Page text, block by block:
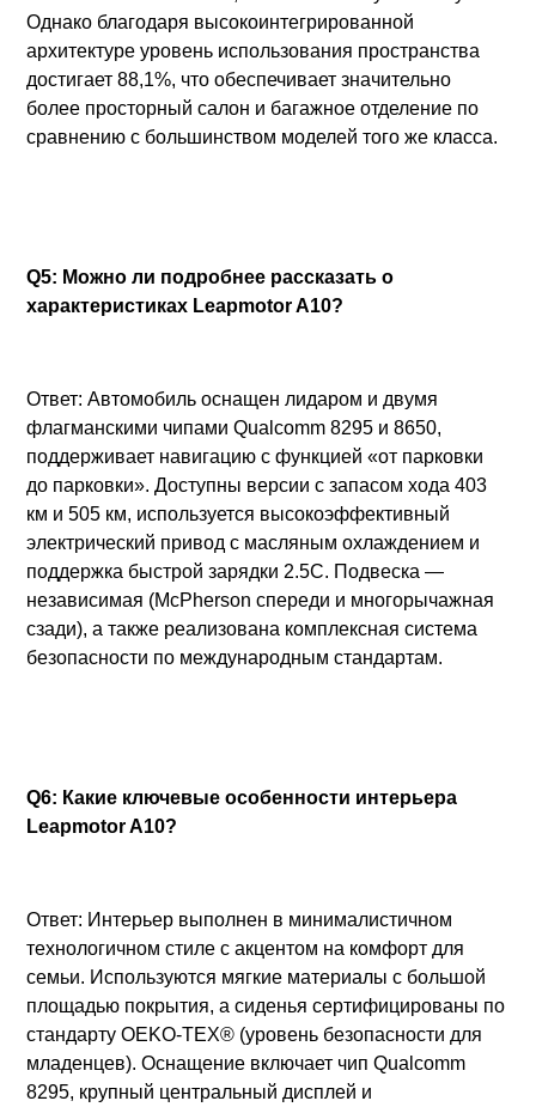
Однако благодаря высокоинтегрированной
архитектуре уровень использования пространства
достигает 88,1%, что обеспечивает значительно
более просторный салон и багажное отделение по
сравнению с большинством моделей того же класса.
Q5: Можно ли подробнее рассказать о
характеристиках Leapmotor A10?
Ответ: Автомобиль оснащен лидаром и двумя
флагманскими чипами Qualcomm 8295 и 8650,
поддерживает навигацию с функцией «от парковки
до парковки». Доступны версии с запасом хода 403
км и 505 км, используется высокоэффективный
электрический привод с масляным охлаждением и
поддержка быстрой зарядки 2.5C. Подвеска —
независимая (McPherson спереди и многорычажная
сзади), а также реализована комплексная система
безопасности по международным стандартам.
Q6: Какие ключевые особенности интерьера
Leapmotor A10?
Ответ: Интерьер выполнен в минималистичном
технологичном стиле с акцентом на комфорт для
семьи. Используются мягкие материалы с большой
площадью покрытия, а сиденья сертифицированы по
стандарту OEKO-TEX® (уровень безопасности для
младенцев). Оснащение включает чип Qualcomm
8295, крупный центральный дисплей и